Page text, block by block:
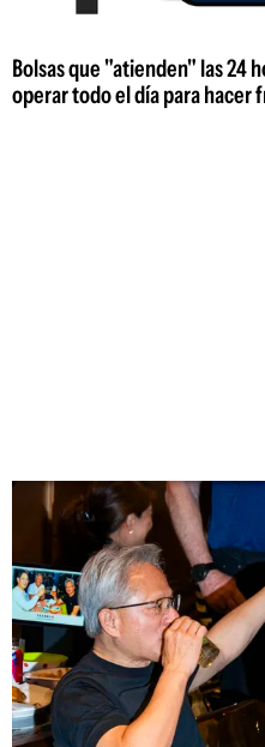
Bolsas que "atienden" las 24
operar todo el día para